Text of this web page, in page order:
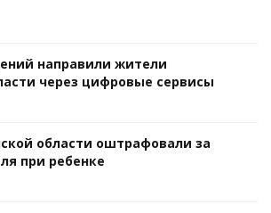
направили жители
через цифровые сервисы
области оштрафовали за
при ребенке